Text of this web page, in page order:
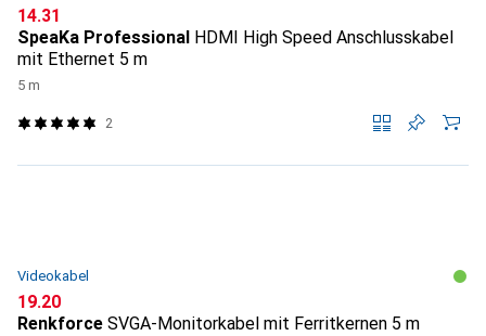
CHF
14.31
SpeaKa Professional HDMI High Speed Anschlusskabel
mit Ethernet 5 m
5 m
2
Videokabel
CHF
19.20
Renkforce SVGA-Monitorkabel mit Ferritkernen 5 m